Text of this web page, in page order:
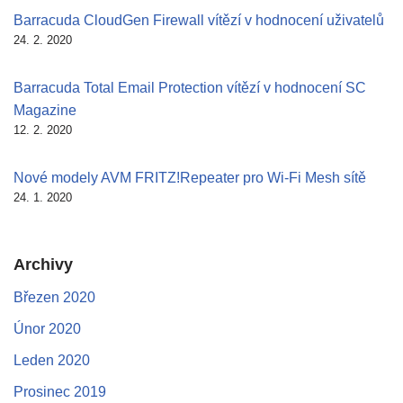
Barracuda CloudGen Firewall vítězí v hodnocení uživatelů
24. 2. 2020
Barracuda Total Email Protection vítězí v hodnocení SC
Magazine
12. 2. 2020
Nové modely AVM FRITZ!Repeater pro Wi-Fi Mesh sítě
24. 1. 2020
Archivy
Březen 2020
Únor 2020
Leden 2020
Prosinec 2019